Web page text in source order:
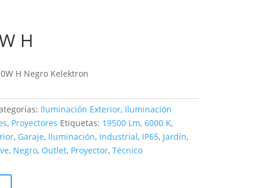
H
H Negro Kelektron
Iluminación Exterior, Iluminación
, Proyectores Etiquetas: 19500 Lm, 6000 K,
, Garaje, Iluminación, Industrial, IP65, Jardín,
, Negro, Outlet, Proyector, Técnico